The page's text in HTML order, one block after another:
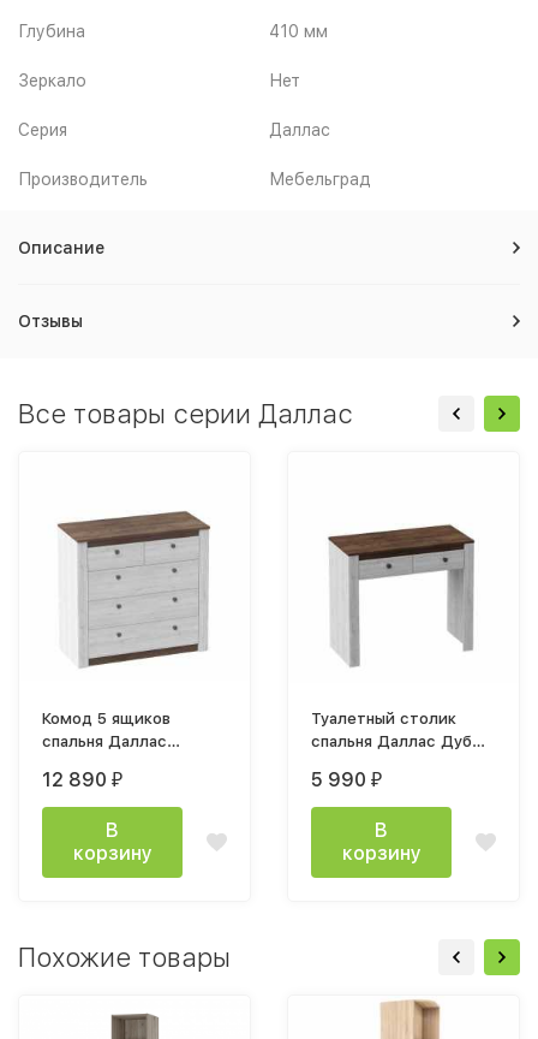
Глубина 410 мм
Зеркало Нет
Серия Даллас
Производитель Мебельград
Описание
Отзывы
Все товары серии Даллас
Комод 5 ящиков
спальня Даллас
Винтерберг / Таксония
12 890 ₽
В
корзину
Туалетный столик
спальня Даллас Дуб
5 990 ₽
В
корзину
Похожие товары